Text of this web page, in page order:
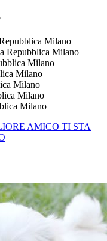
Milano
Repubblica Milano
Milano
Milano
Milano
Milano
Milano
AMICO TI STA